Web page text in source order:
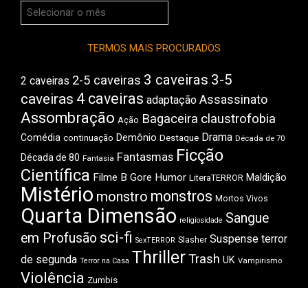
Arquivos
do
TERMOS MAIS PROCURADOS
2 caveiras 2-5 caveiras 3 caveiras 3-5
caveiras 4 caveiras adaptação Assassinato
Assombração Ação Bagaceira claustrofobia
Comédia continuação Demônio Destaque Drama Década de 70
Década de 80 Fantasia Fantasmas Ficção
Científica Filme B Gore Humor LiteraTERROR Maldição
Mistério monstro monstros Mortos Vivos
Quarta Dimensão religiosidade Sangue
em Profusão sci-fi SexTERROR Slasher Suspense terror
de segunda Terror na Casa ThrillerTrash UK Vampirismo
Violência Zumbis